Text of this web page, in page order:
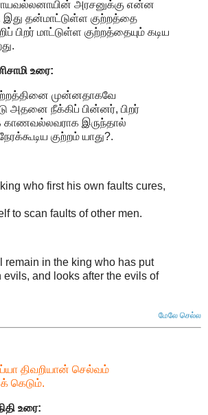
அரசனுக்கு என்ன
இது தன்மாட்டுள்ள குற்றத்தை
பிறர் மாட்டுள்ள குற்றத்தையும் கடிய
உரை:
முன்னதாகவே
நீக்கிப் பின்னர், பிறர்
காணவல்லவராக இருந்தால்
குற்றம் யாது?.
who first his own faults cures,
to scan faults of other men.
remain in the king who has put
evils, and looks after the evils of
மேலே செல்ல
திவறியான் செல்வம்
கெடும்.
உரை: